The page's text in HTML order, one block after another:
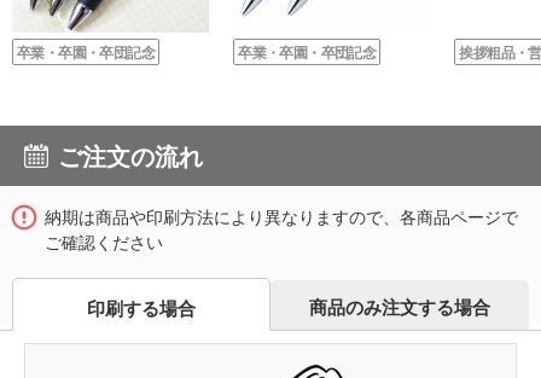
卒業・卒園・卒団記念 卒業・卒園・卒団記念 挨拶粗品・
ご注文の流れ
納期は商品や印刷方法により異なりますので、各商品ページで
ご確認ください
印刷する場合 商品のみ注文する場合